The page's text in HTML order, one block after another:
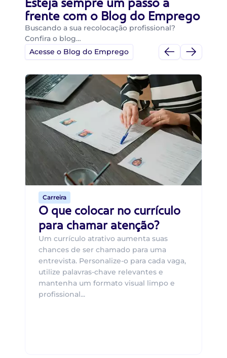
frente com o Blog do Emprego
Buscando a sua recolocação profissional?
Confira o blog…
Acesse o Blog do Emprego
Carreira
O que colocar no currículo
para chamar atenção?
Um currículo atrativo aumenta suas
chances de ser chamado para uma
entrevista. Personalize-o para cada vaga,
utilize palavras-chave relevantes e
mantenha um formato visual limpo e
profissional...